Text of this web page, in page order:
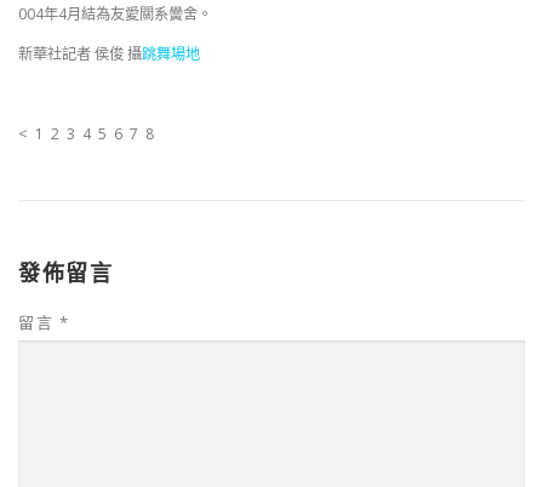
004年4月結為友愛關系黌舍。
新華社記者 侯俊 攝跳舞場地
< 1 2 3 4 5 6 7 8
發佈留言
留言 *